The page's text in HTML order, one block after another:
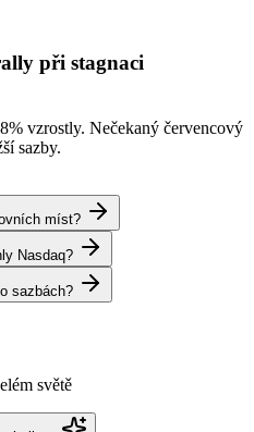
při stagnaci
vzrostly. Nečekaný červencový
sazby.
míst?
Nasdaq?
sazbách?
světě